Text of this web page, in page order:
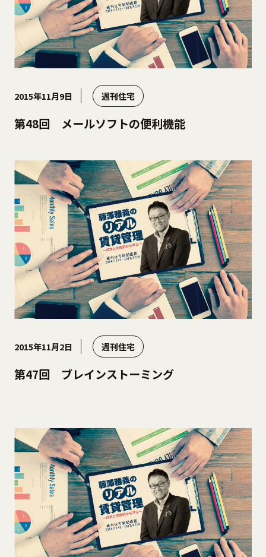
2015年11月9日 週刊住宅
第48回 メールソフトの便利機能
2015年11月2日 週刊住宅
第47回 ブレインストーミング